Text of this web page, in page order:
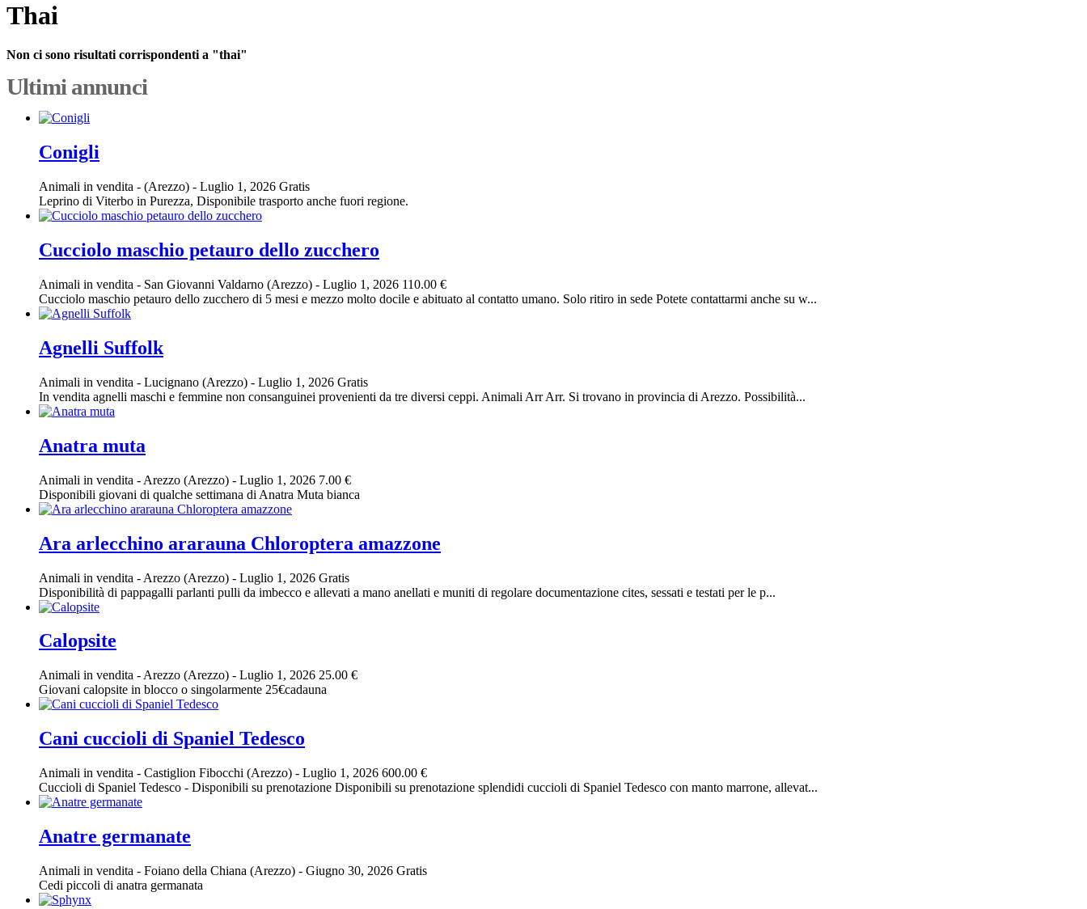
Thai
Non ci sono risultati corrispondenti a "thai"
Ultimi annunci
Conigli
Animali in vendita - (Arezzo) - Luglio 1, 2026 Gratis
Leprino di Viterbo in Purezza, Disponibile trasporto anche fuori regione.
Cucciolo maschio petauro dello zucchero
Animali in vendita - San Giovanni Valdarno (Arezzo) - Luglio 1, 2026 110.00 €
Cucciolo maschio petauro dello zucchero di 5 mesi e mezzo molto docile e abituato al contatto umano. Solo ritiro in sede Potete contattarmi anche su w...
Agnelli Suffolk
Animali in vendita - Lucignano (Arezzo) - Luglio 1, 2026 Gratis
In vendita agnelli maschi e femmine non consanguinei provenienti da tre diversi ceppi. Animali Arr Arr. Si trovano in provincia di Arezzo. Possibilità...
Anatra muta
Animali in vendita - Arezzo (Arezzo) - Luglio 1, 2026 7.00 €
Disponibili giovani di qualche settimana di Anatra Muta bianca
Ara arlecchino ararauna Chloroptera amazzone
Animali in vendita - Arezzo (Arezzo) - Luglio 1, 2026 Gratis
Disponibilità di pappagalli parlanti pulli da imbecco e allevati a mano anellati e muniti di regolare documentazione cites, sessati e testati per le p...
Calopsite
Animali in vendita - Arezzo (Arezzo) - Luglio 1, 2026 25.00 €
Giovani calopsite in blocco o singolarmente 25€cadauna
Cani cuccioli di Spaniel Tedesco
Animali in vendita - Castiglion Fibocchi (Arezzo) - Luglio 1, 2026 600.00 €
Cuccioli di Spaniel Tedesco - Disponibili su prenotazione Disponibili su prenotazione splendidi cuccioli di Spaniel Tedesco con manto marrone, allevat...
Anatre germanate
Animali in vendita - Foiano della Chiana (Arezzo) - Giugno 30, 2026 Gratis
Cedi piccoli di anatra germanata